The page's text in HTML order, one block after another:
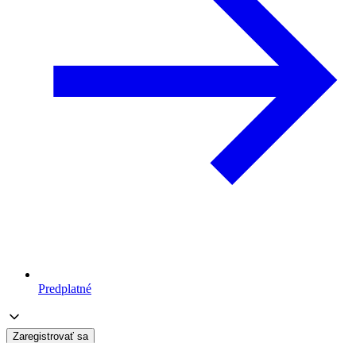
Predplatné
Zaregistrovať sa